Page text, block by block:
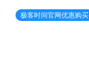
极客时间官网优惠购买